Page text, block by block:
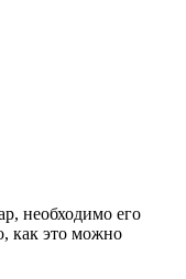
необходимо его
как это можно